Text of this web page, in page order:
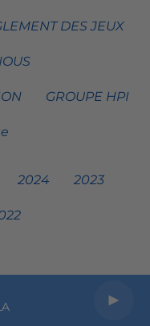
DES JEUX
GROUPE HPI
2024 2023